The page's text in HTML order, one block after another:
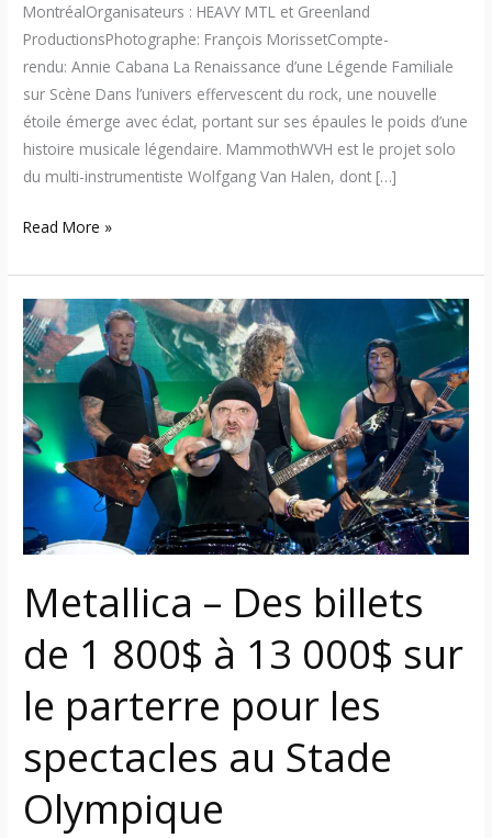
MontréalOrganisateurs : HEAVY MTL et Greenland
ProductionsPhotographe: François MorissetCompte-
rendu: Annie Cabana La Renaissance d’une Légende Familiale
sur Scène Dans l’univers effervescent du rock, une nouvelle
étoile émerge avec éclat, portant sur ses épaules le poids d’une
histoire musicale légendaire. MammothWVH est le projet solo
du multi-instrumentiste Wolfgang Van Halen, dont […]
Read More »
Metallica – Des billets
de 1 800$ à 13 000$ sur
le parterre pour les
spectacles au Stade
Olympique
Metallica
–
Des
billets
de
1
800$
à
13
000$
sur
le
parterre
pour
les
spectacles
au
Stade
Olympique